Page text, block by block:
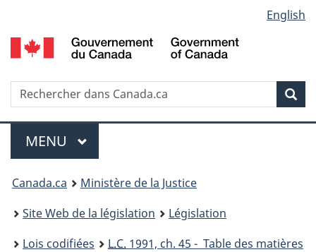
au
contenu
propos
de
la
HTML
simplifiée
selection
English
Recherche
Menu
MENU PRINCIPAL
You
are
here:
Canada.ca
Ministère de la Justice
Site Web de la législation
Législation
Lois codifiées
L.C. 1991, ch. 45 - Table des matières